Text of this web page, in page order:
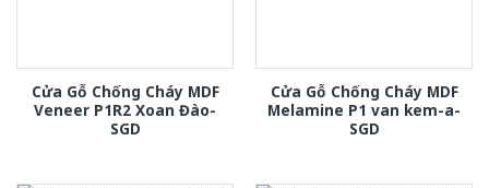
Cửa Gỗ Chống Cháy MDF
Veneer P1R2 Xoan Đào-
SGD
Cửa Gỗ Chống Cháy MDF
Melamine P1 van kem-a-
SGD